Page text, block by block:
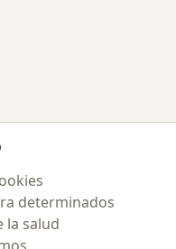
determinados
la salud